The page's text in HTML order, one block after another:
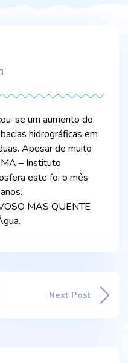
se um aumento do
hidrográficas em
Apesar de muito
– Instituto
este foi o mês
MAS QUENTE
Next Post